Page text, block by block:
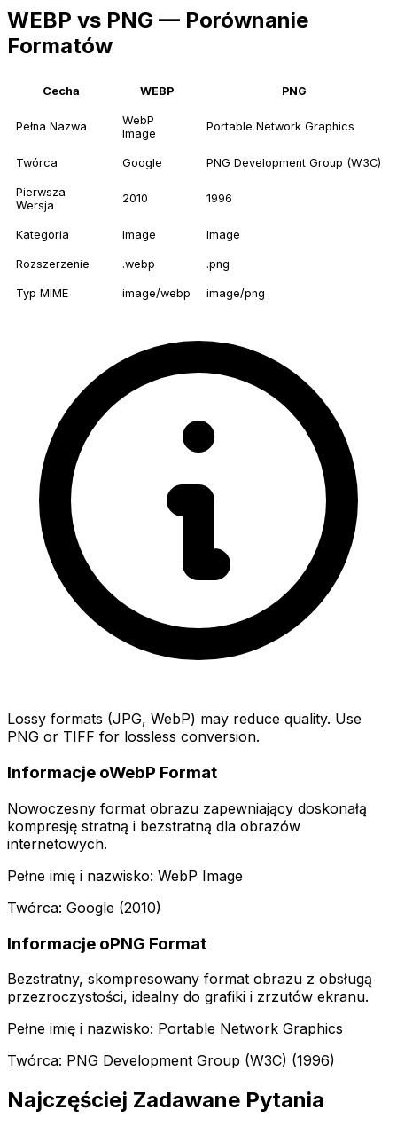
WEBP vs PNG — Porównanie
Formatów
Cecha WEBP PNG
Pełna Nazwa
WebP
Image
Portable Network Graphics
Twórca Google PNG Development Group (W3C)
Pierwsza
Wersja
2010 1996
Kategoria Image Image
Rozszerzenie .webp .png
Typ MIME image/webp image/png
Lossy formats (JPG, WebP) may reduce quality. Use
PNG or TIFF for lossless conversion.
Informacje oWebP Format
Nowoczesny format obrazu zapewniający doskonałą
kompresję stratną i bezstratną dla obrazów
internetowych.
Pełne imię i nazwisko: WebP Image
Twórca: Google (2010)
Informacje oPNG Format
Bezstratny, skompresowany format obrazu z obsługą
przezroczystości, idealny do grafiki i zrzutów ekranu.
Pełne imię i nazwisko: Portable Network Graphics
Twórca: PNG Development Group (W3C) (1996)
Najczęściej Zadawane Pytania